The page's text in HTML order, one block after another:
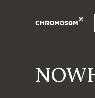
Chromosom